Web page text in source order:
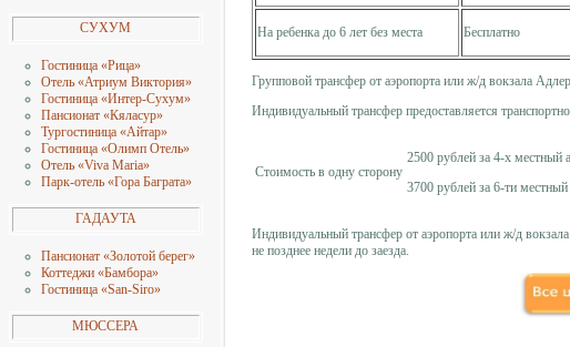
СУХУМ
Гостиница «Рица»
Отель «Атриум Виктория»
Гостиница «Интер-Сухум»
Пансионат «Кяласур»
Тургостиница «Айтар»
Гостиница «Олимп Отель»
Отель «Viva Maria»
Парк-отель «Гора Баграта»
ГАДАУТА
Пансионат «Золотой берег»
Коттеджи «Бамбора»
Гостиница «San-Siro»
МЮССЕРА
На ребенка до 6 лет без места Бесплатно
Групповой трансфер от аэропорта или ж/д вокзала
Индивидуальный трансфер предоставляется
Стоимость в одну сторону
2500 рублей за 4-х местный
3700 рублей за 6-ти
Индивидуальный трансфер от аэропорта или ж/д
не позднее недели до заезда.